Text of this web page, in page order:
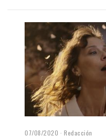
07/08/2020 Redacción